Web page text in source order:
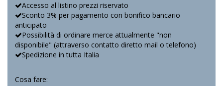
Accesso al listino prezzi riservato
Sconto 3% per pagamento con bonifico bancario
anticipato
Possibilità di ordinare merce attualmente "non
disponibile" (attraverso contatto diretto mail o telefono)
Spedizione in tutta Italia
Cosa fare: